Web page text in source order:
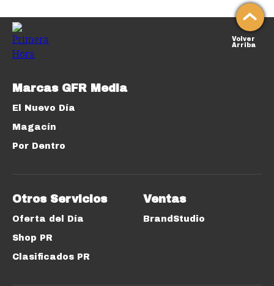
Volver
Arriba
Marcas GFR Media
El Nuevo Día
Magacín
Por Dentro
Otros Servicios
Oferta del Día
Shop PR
Clasificados PR
Ventas
BrandStudio